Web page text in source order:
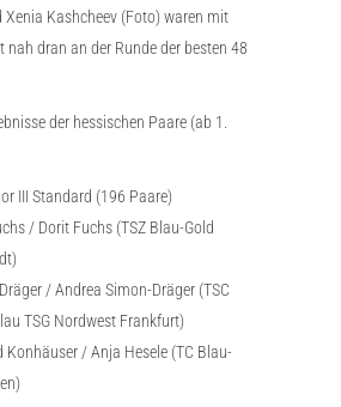
Xenia Kashcheev (Foto) waren mit
nah dran an der Runde der besten 48
der hessischen Paare (ab 1.
III Standard (196 Paare)
/ Dorit Fuchs (TSZ Blau-Gold
/ Andrea Simon-Dräger (TSC
TSG Nordwest Frankfurt)
Konhäuser / Anja Hesele (TC Blau-